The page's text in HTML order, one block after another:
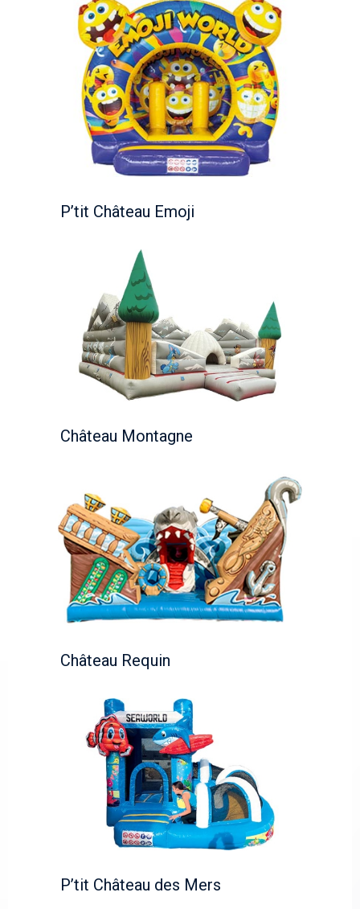
P’tit Château Emoji
Château Montagne
Château Requin
P’tit Château des Mers